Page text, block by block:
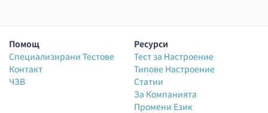
Помощ
Специализирани Тестове
Контакт
ЧЗВ
Ресурси
Тест за Настроение
Типове Настроение
Статии
За Компанията
Промени Език